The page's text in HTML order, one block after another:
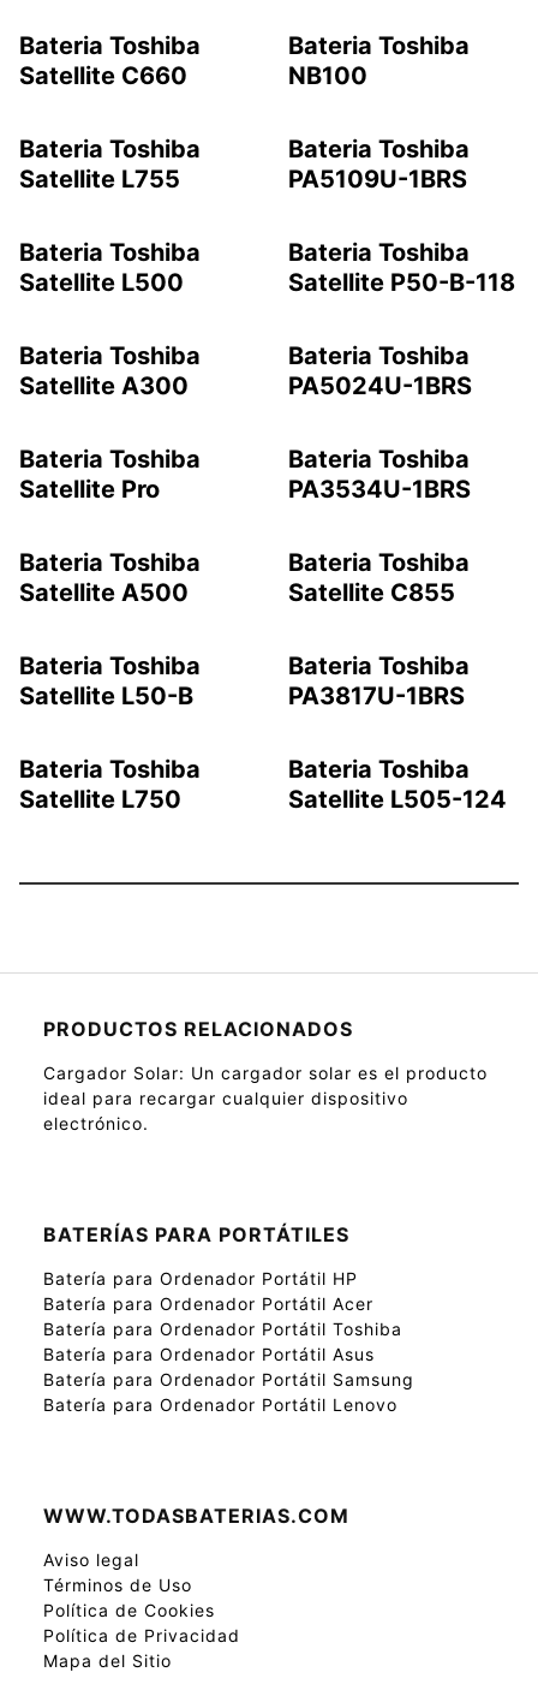
Bateria Toshiba
Satellite C660
Bateria Toshiba
NB100
Bateria Toshiba
Satellite L755
Bateria Toshiba
PA5109U-1BRS
Bateria Toshiba
Satellite L500
Bateria Toshiba
Satellite P50-B-118
Bateria Toshiba
Satellite A300
Bateria Toshiba
PA5024U-1BRS
Bateria Toshiba
Satellite Pro
Bateria Toshiba
PA3534U-1BRS
Bateria Toshiba
Satellite A500
Bateria Toshiba
Satellite C855
Bateria Toshiba
Satellite L50-B
Bateria Toshiba
PA3817U-1BRS
Bateria Toshiba
Satellite L750
Bateria Toshiba
Satellite L505-124
PRODUCTOS RELACIONADOS
Cargador Solar: Un cargador solar es el producto
ideal para recargar cualquier dispositivo
electrónico.
BATERÍAS PARA PORTÁTILES
Batería para Ordenador Portátil HP
Batería para Ordenador Portátil Acer
Batería para Ordenador Portátil Toshiba
Batería para Ordenador Portátil Asus
Batería para Ordenador Portátil Samsung
Batería para Ordenador Portátil Lenovo
WWW.TODASBATERIAS.COM
Aviso legal
Términos de Uso
Política de Cookies
Política de Privacidad
Mapa del Sitio